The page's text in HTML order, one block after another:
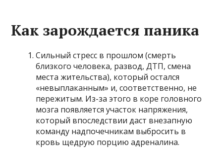
Как зарождается паника
Сильный стресс в прошлом (смерть
близкого человека, развод, ДТП, смена
места жительства), который остался
«невыплаканным» и, соответственно, не
пережитым. Из-за этого в коре головного
мозга появляется участок напряжения,
который впоследствии даст внезапную
команду надпочечникам выбросить в
кровь щедрую порцию адреналина.